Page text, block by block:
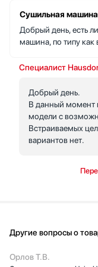
индикатора
Таймер до 24 часов
готово к утру. PIN-
хромированной
рада, что выбрала
Сушильная
Добрый день, есть
машина, по типу
Специалист
Добрый день.
В данный момент
модели с
Встраиваемых
вариантов нет.
Другие вопросы о
Орлов Т.В.